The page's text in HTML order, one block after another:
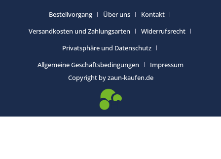
Bestellvorgang Über uns
Kontakt
Versandkosten und Zahlungsarten
Widerrufsrecht
Privatsphäre und Datenschutz
Allgemeine Geschäftsbedingungen
Impressum
Copyright by zaun-kaufen.de